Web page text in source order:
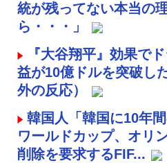
統が残ってない本当の
ら・・・」
『大谷翔平』効果で
益が10億ドルを突破し
外の反応）
韓国人「韓国に10年
ワールドカップ、オリ
削除を要求するFIF...